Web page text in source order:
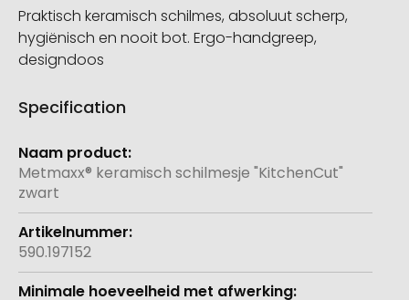
Praktisch keramisch schilmes, absoluut scherp,
hygiënisch en nooit bot. Ergo-handgreep,
designdoos
Specification
Meer
informatie
Metmaxx® keramisch schilmesje "KitchenCut"
zwart
590.197152